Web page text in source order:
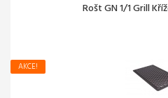
Rošt GN 1/1 Grill
AKCE!